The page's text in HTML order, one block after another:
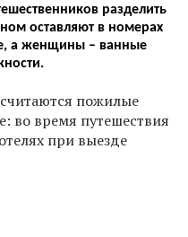
разделить
оставляют в номерах
а женщины – ванные
пожилые
во время путешествия
при выезде